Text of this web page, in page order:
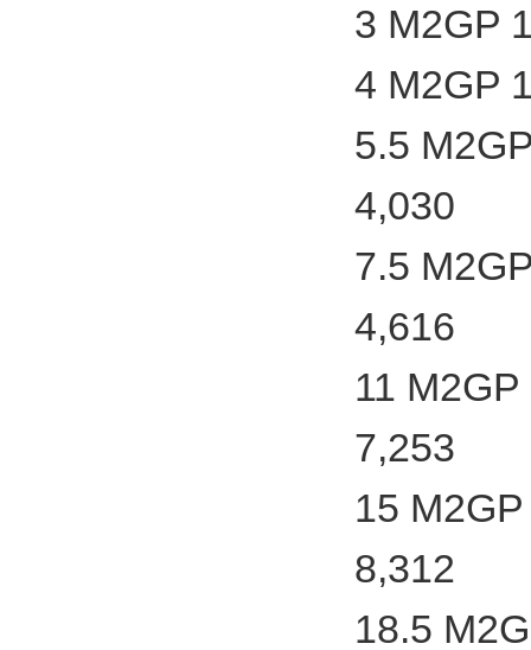
3 M2GP
4 M2GP
5.5
4,030
7.5
4,616
11
7,253
15
8,312
18.5